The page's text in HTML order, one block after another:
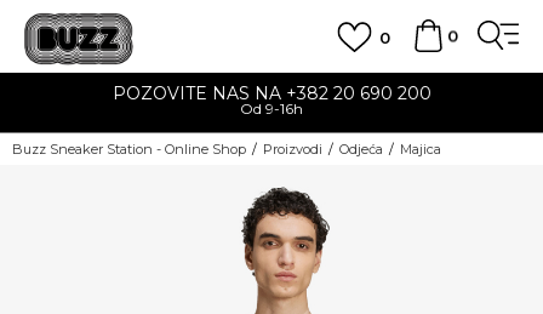
0
0
POZOVITE NAS NA +382 20 690 200
Od 9-16h
Buzz Sneaker Station - Online Shop Proizvodi Odjeća Majica